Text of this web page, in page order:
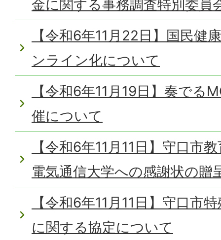
金に関する事務調査特別委員
【令和6年11月22日】国民健
ンライン化について
【令和6年11月19日】奏でる
催について
【令和6年11月11日】守口市
電気通信大学への感謝状の贈
【令和6年11月11日】守口市
に関する協定について